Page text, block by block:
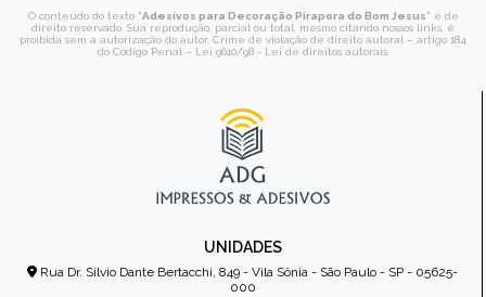
O conteúdo do texto "Adesivos para Decoração Pirapora do Bom Jesus" é de
direito reservado. Sua reprodução, parcial ou total, mesmo citando nossos links, é
proibida sem a autorização do autor. Crime de violação de direito autoral – artigo 184
do Código Penal – Lei 9610/98 - Lei de direitos autorais.
UNIDADES
Rua Dr. Sílvio Dante Bertacchi, 849 - Vila Sônia - São Paulo - SP - 05625-
000